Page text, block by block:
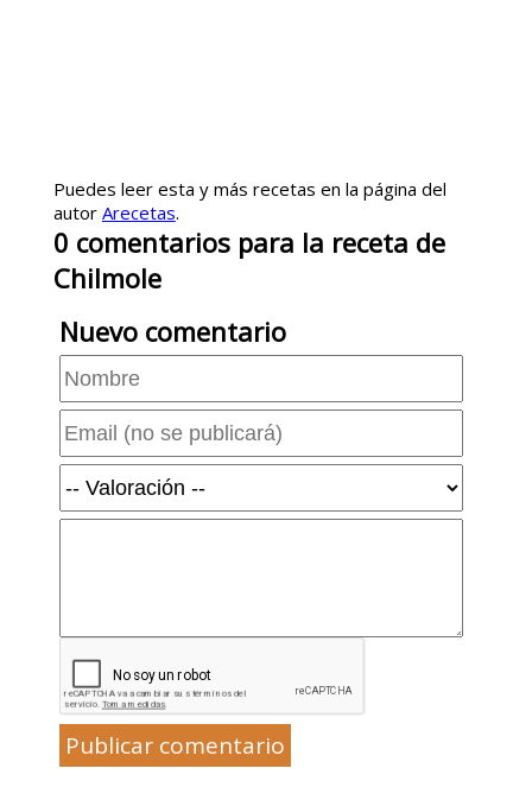
Puedes leer esta y más recetas en la página del
autor Arecetas.
0 comentariospara la receta de
Chilmole
Nuevo comentario
Publicar comentario